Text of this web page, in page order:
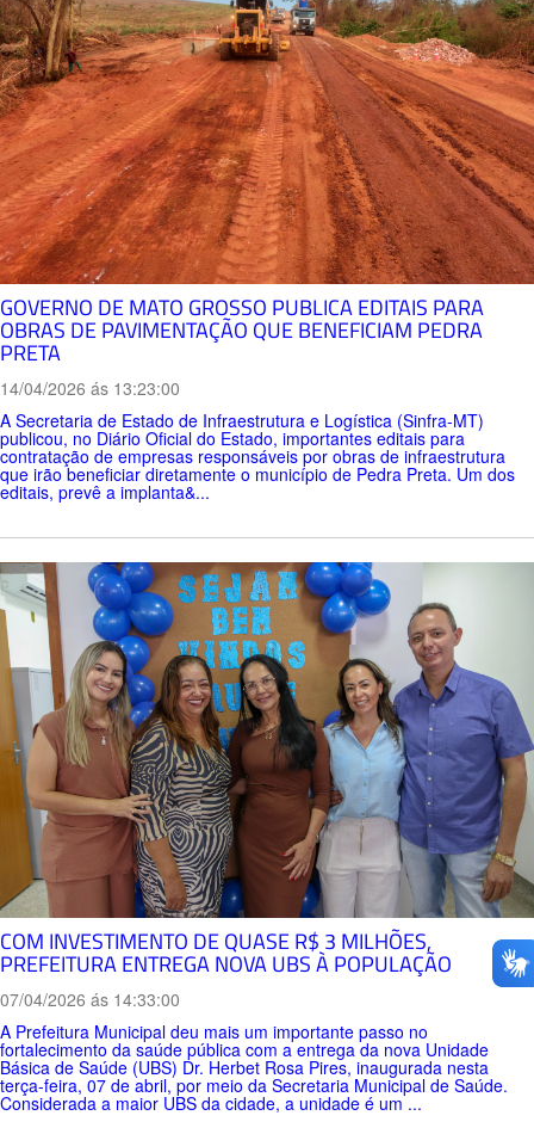
GOVERNO DE MATO GROSSO PUBLICA EDITAIS PARA
OBRAS DE PAVIMENTAÇÃO QUE BENEFICIAM PEDRA
PRETA
14/04/2026 ás 13:23:00
A Secretaria de Estado de Infraestrutura e Logística (Sinfra-MT)
publicou, no Diário Oficial do Estado, importantes editais para
contratação de empresas responsáveis por obras de infraestrutura
que irão beneficiar diretamente o município de Pedra Preta. Um dos
editais, prevê a implanta&...
COM INVESTIMENTO DE QUASE R$ 3 MILHÕES,
PREFEITURA ENTREGA NOVA UBS À POPULAÇÃO
07/04/2026 ás 14:33:00
A Prefeitura Municipal deu mais um importante passo no
fortalecimento da saúde pública com a entrega da nova Unidade
Básica de Saúde (UBS) Dr. Herbet Rosa Pires, inaugurada nesta
terça-feira, 07 de abril, por meio da Secretaria Municipal de Saúde.
Considerada a maior UBS da cidade, a unidade é um ...